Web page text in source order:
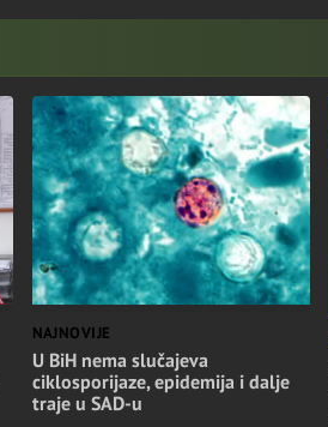
NAJNOVIJE
U BiH nema slučajeva
ciklosporijaze, epidemija i dalje
traje u SAD-u